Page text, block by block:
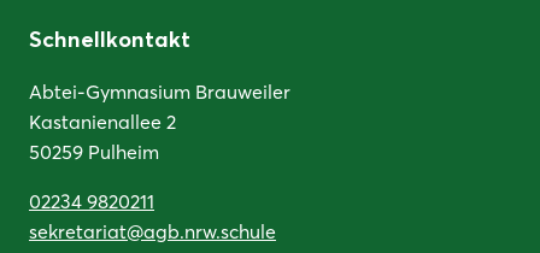
Schnellkontakt
Abtei-Gymnasium Brauweiler
Kastanienallee 2
50259 Pulheim
02234 9820211
sekretariat@agb.nrw.schule